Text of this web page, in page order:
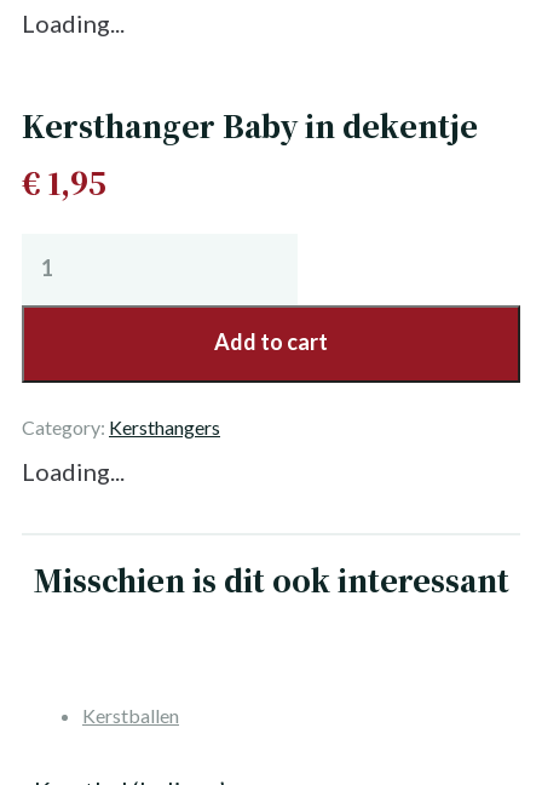
Loading...
Kersthanger Baby in dekentje
€ 1,95
Baby
in
quantity
Add to cart
Category: Kersthangers
Loading...
Misschien is dit ook interessant
Kerstballen